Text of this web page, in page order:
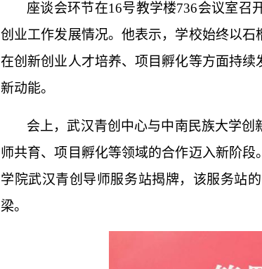
座谈会环节在16号教学楼736会议室召
创业工作发展情况。他表示，学校始终以石
在创新创业人才培养、项目孵化等方面持
新动能。
会上，武汉青创中心与中南民族大学创
师共育、项目孵化等领域的合作迈入新阶
学院武汉青创导师服务站揭牌，该服务站
梁。